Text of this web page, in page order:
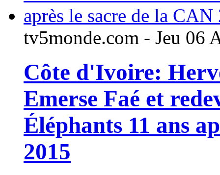
tv5monde.com - Jeu 06
Côte d'Ivoire:
Emerse Faé et
Éléphants 11 ans
2015